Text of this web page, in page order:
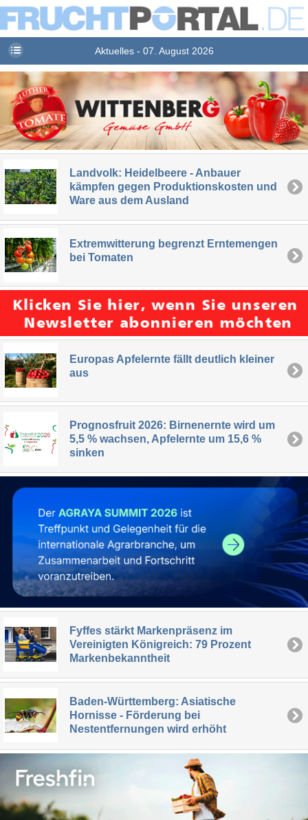
Aktuelles - 07. August 2026
Landvolk: Heidelbeere - Anbauer
kämpfen gegen Produktionskosten und
Ware aus dem Ausland
Extremwitterung begrenzt Erntemengen
bei Tomaten
Europas Apfelernte fällt deutlich kleiner
aus
Prognosfruit 2026: Birnenernte wird um
5,5 % wachsen, Apfelernte um 15,6 %
sinken
Fyffes stärkt Markenpräsenz im
Vereinigten Königreich: 79 Prozent
Markenbekanntheit
Baden-Württemberg: Asiatische
Hornisse - Förderung bei
Nestentfernungen wird erhöht